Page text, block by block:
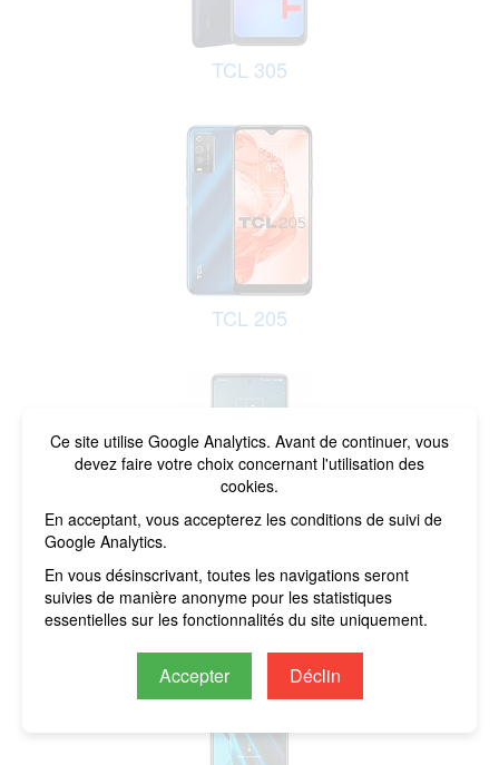
Ce site utilise Google Analytics. Avant de continuer, vous
devez faire votre choix concernant l'utilisation des
cookies.
En acceptant, vous accepterez les conditions de suivi de
Google Analytics.
En vous désinscrivant, toutes les navigations seront
suivies de manière anonyme pour les statistiques
essentielles sur les fonctionnalités du site uniquement.
Accepter Déclin
TCL 305
TCL 205
TCL 30 V 5G